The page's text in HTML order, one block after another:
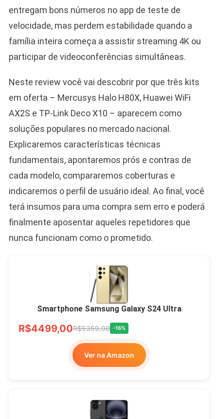
entregam bons números no app de teste de
velocidade, mas perdem estabilidade quando a
família inteira começa a assistir streaming 4K ou
participar de videoconferências simultâneas.
Neste review você vai descobrir por que três kits
em oferta – Mercusys Halo H80X, Huawei WiFi
AX2S e TP-Link Deco X10 – aparecem como
soluções populares no mercado nacional.
Explicaremos características técnicas
fundamentais, apontaremos prós e contras de
cada modelo, compararemos coberturas e
indicaremos o perfil de usuário ideal. Ao final, você
terá insumos para uma compra sem erro e poderá
finalmente aposentar aqueles repetidores que
nunca funcionam como o prometido.
Smartphone Samsung Galaxy S24 Ultra
R$4499,00R$5359,00 -16%
Ver na Amazon